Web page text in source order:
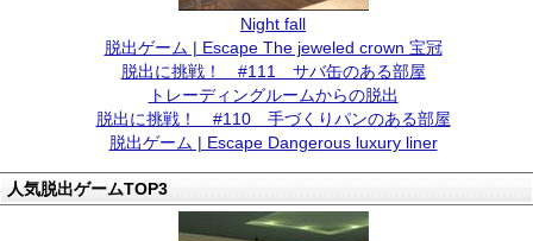
Night fall
脱出ゲーム | Escape The jeweled crown 宝冠
脱出に挑戦！ #111 サバ缶のある部屋
トレーディングルームからの脱出
脱出に挑戦！ #110 手づくりパンのある部屋
脱出ゲーム | Escape Dangerous luxury liner
人気脱出ゲームTOP3